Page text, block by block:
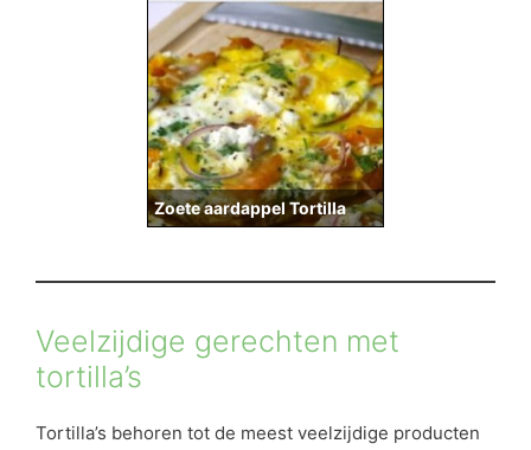
Zoete aardappel Tortilla
Veelzijdige gerechten met
tortilla’s
Tortilla’s behoren tot de meest veelzijdige producten